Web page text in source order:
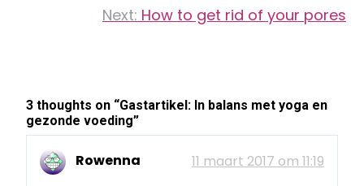
Next: How to get rid of your pores
3 thoughts on “Gastartikel: In balans met yoga en
gezonde voeding”
Rowenna
11 maart 2017 om 11:19